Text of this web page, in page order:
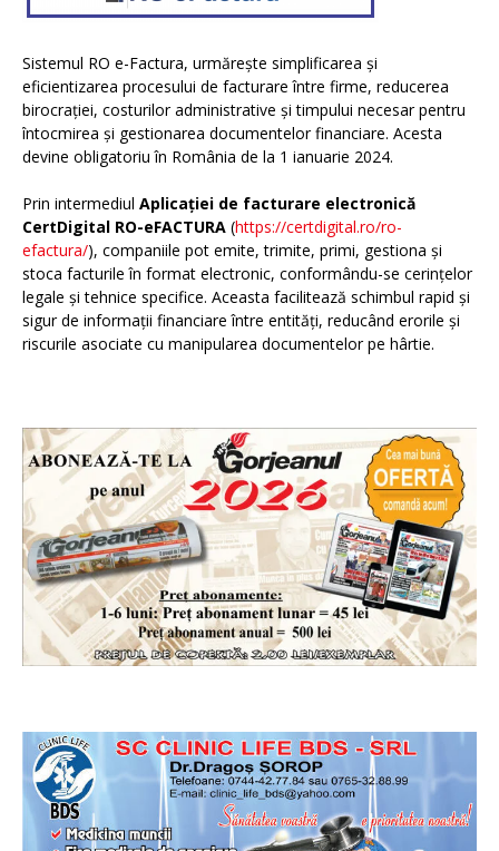
Sistemul RO e-Factura, urmărește simplificarea și
eficientizarea procesului de facturare între firme, reducerea
birocrației, costurilor administrative și timpului necesar pentru
întocmirea și gestionarea documentelor financiare. Acesta
devine obligatoriu în România de la 1 ianuarie 2024.
Prin intermediul Aplicației de facturare electronică
CertDigital RO-eFACTURA (https://certdigital.ro/ro-
efactura/), companiile pot emite, trimite, primi, gestiona și
stoca facturile în format electronic, conformându-se cerințelor
legale și tehnice specifice. Aceasta facilitează schimbul rapid și
sigur de informații financiare între entități, reducând erorile și
riscurile asociate cu manipularea documentelor pe hârtie.